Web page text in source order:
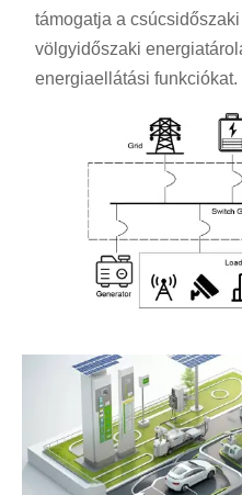
támogatja a
völgyidőszaki
energiaellátási funkciókat.